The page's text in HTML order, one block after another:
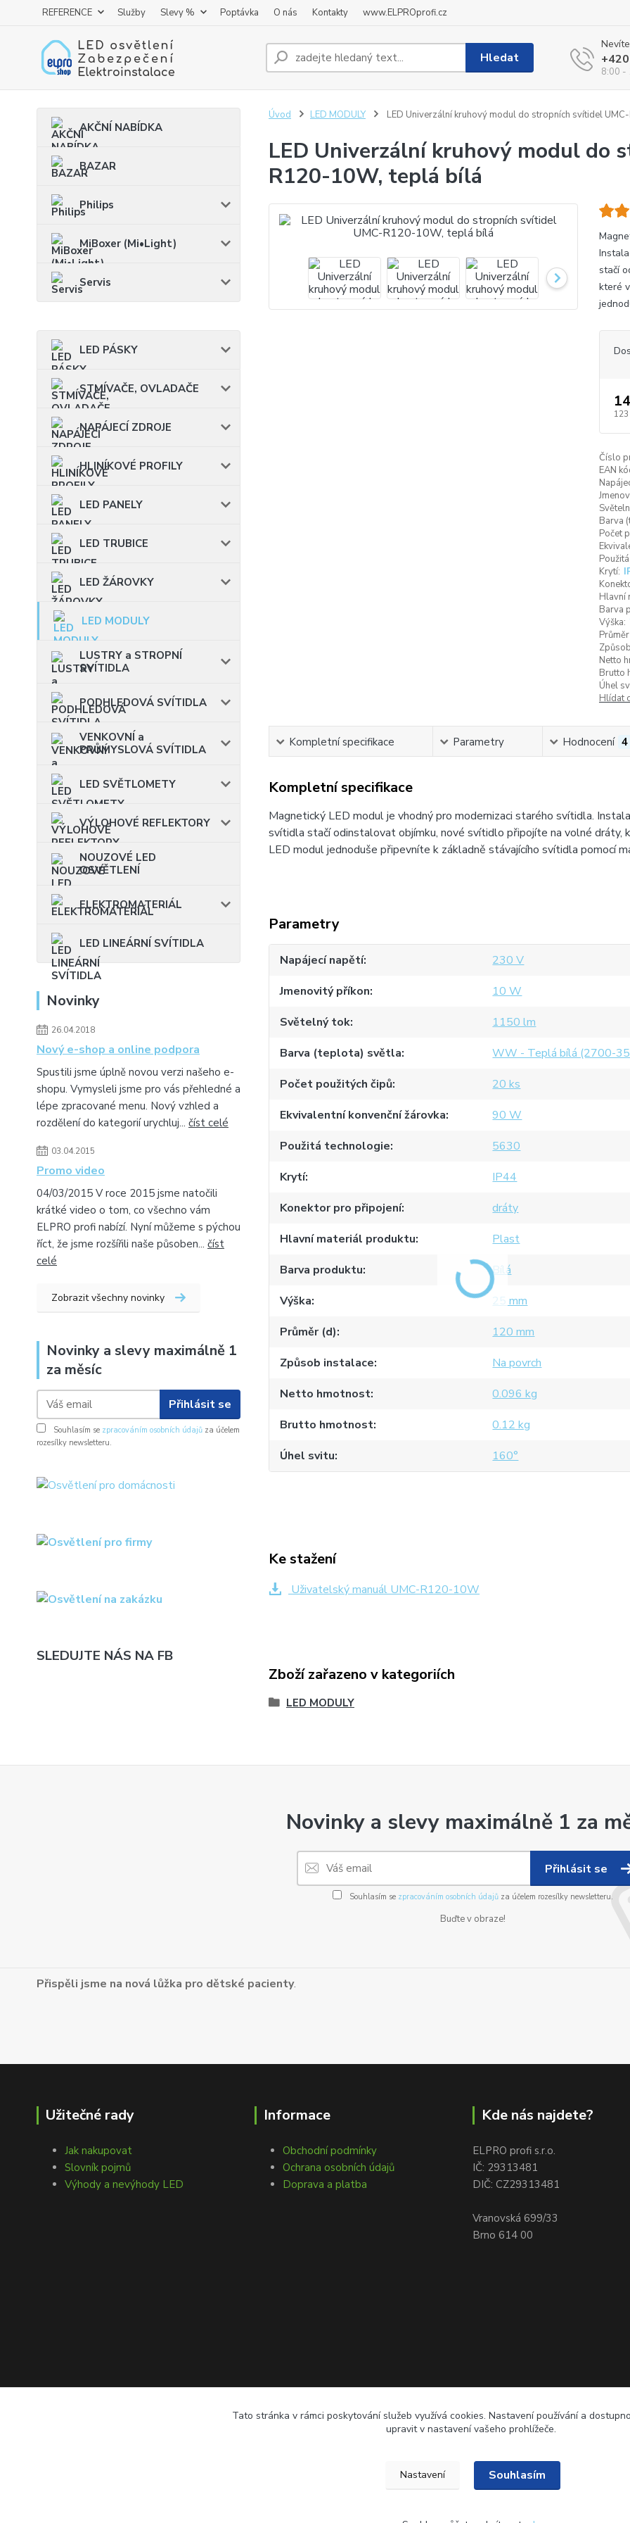
REFERENCE Služby Slevy % Poptávka O nás Kontakty www.ELPROprofi.cz
Hledat
8:00 -
AKČNÍ NABÍDKA
BAZAR
Philips
MiBoxer (Mi•Light)
Servis
LED PÁSKY
STMÍVAČE, OVLADAČE
NAPÁJECÍ ZDROJE
HLINÍKOVÉ PROFILY
LED PANELY
LED TRUBICE
LED ŽÁROVKY
LED MODULY
LUSTRY a STROPNÍ
SVÍTIDLA
PODHLEDOVÁ SVÍTIDLA
VENKOVNÍ a
PRŮMYSLOVÁ SVÍTIDLA
LED SVĚTLOMETY
VÝLOHOVÉ REFLEKTORY
NOUZOVÉ LED
OSVĚTLENÍ
ELEKTROMATERIÁL
LED LINEÁRNÍ SVÍTIDLA
Novinky
26.04.2018
Nový e-shop a online podpora
Spustili jsme úplně novou verzi našeho e-
shopu. Vymysleli jsme pro vás přehledné a
lépe zpracované menu. Nový vzhled a
rozdělení do kategorií urychluj... číst celé
03.04.2015
Promo video
04/03/2015 V roce 2015 jsme natočili
krátké video o tom, co všechno vám
ELPRO profi nabízí. Nyní můžeme s pýchou
říct, že jsme rozšířili naše působen... číst
celé
Zobrazit všechny novinky
Novinky a slevy maximálně 1
za měsíc
Přihlásit se
Souhlasím se zpracováním osobních údajů za účelem
rozesílky newsletteru.
SLEDUJTE NÁS NA FB
Úvod LED MODULY LED Univerzální kruhový modul do stropních svítidel
LED Univerzální kruhový modul do
R120-10W, teplá bílá
stačí
které
123
Číslo
EAN
Barva
Počet
Krytí:
Hlavní
Barva
Výška:
Netto
Brutto
Úhel
Hlídat
Kompletní specifikace Parametry Hodnocení 4
Kompletní specifikace
Magnetický LED modul je vhodný pro modernizaci starého svítidla.
svítidla stačí odinstalovat objímku, nové svítidlo připojíte na volné
LED modul jednoduše připevníte k základně stávajícího svítidla pomocí
Parametry
Napájecí napětí
230 V
Jmenovitý příkon
10 W
Světelný tok
1150 lm
Barva (teplota) světla
WW - Teplá bílá (2700-
Počet použitých čipů
20 ks
Ekvivalentní konvenční žárovka
90 W
Použitá technologie
5630
Krytí
IP44
Konektor pro připojení
dráty
Hlavní materiál produktu
Plast
Barva produktu
Bílá
Výška
25 mm
Průměr (d)
120 mm
Způsob instalace
Na povrch
Netto hmotnost
0.096 kg
Brutto hmotnost
0.12 kg
Úhel svitu
160°
Ke stažení
Uživatelský manuál UMC-R120-10W
Zboží zařazeno v kategoriích
LED MODULY
Novinky a slevy maximálně 1 za
Přihlásit se
Souhlasím se zpracováním osobních údajůza účelem rozesílky newsletteru.
Buďte v obraze!
Přispěli jsme na nová lůžka pro dětské pacienty.
Užitečné rady
Jak nakupovat
Slovník pojmů
Výhody a nevýhody LED
Informace
Obchodní podmínky
Ochrana osobních údajů
Doprava a platba
Kde nás najdete?
ELPRO profi s.r.o.
IČ: 29313481
DIČ: CZ29313481
Vranovská 699/33
Brno 614 00
Tato stránka v rámci poskytování služeb využívá cookies. Nastavení používání a
upravit v nastavení vašeho prohlížeče.
Nastavení Souhlasím